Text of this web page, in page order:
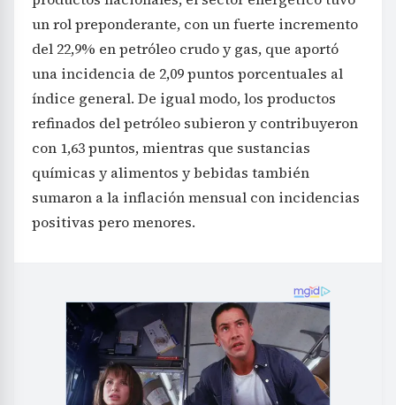
un rol preponderante, con un fuerte incremento
del 22,9% en petróleo crudo y gas, que aportó
una incidencia de 2,09 puntos porcentuales al
índice general. De igual modo, los productos
refinados del petróleo subieron y contribuyeron
con 1,63 puntos, mientras que sustancias
químicas y alimentos y bebidas también
sumaron a la inflación mensual con incidencias
positivas pero menores.